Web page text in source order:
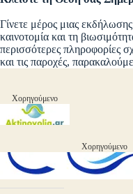
Γίνετε μέρος μιας
καινοτομία και τη
περισσότερες πληροφορίες
και τις παροχές,
Χορηγούμενο
Χορηγούμενο